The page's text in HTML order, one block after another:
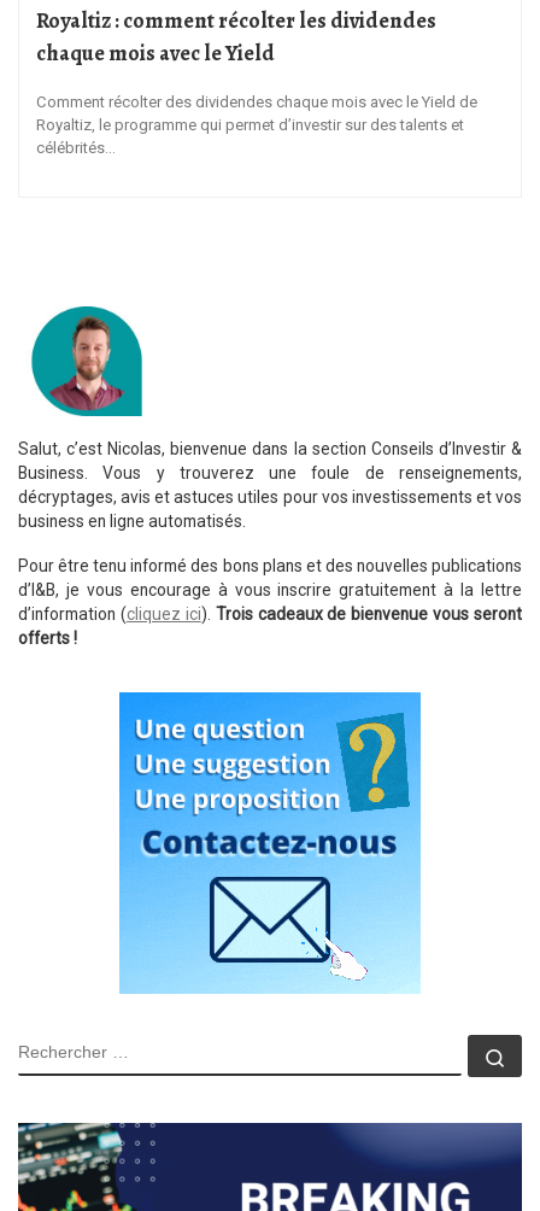
Royaltiz : comment récolter les dividendes
chaque mois avec le Yield
Comment récolter des dividendes chaque mois avec le Yield de
Royaltiz, le programme qui permet d’investir sur des talents et
célébrités…
Salut, c’est Nicolas, bienvenue dans la section Conseils d’Investir &
Business. Vous y trouverez une foule de renseignements,
décryptages, avis et astuces utiles pour vos investissements et vos
business en ligne automatisés.
Pour être tenu informé des bons plans et des nouvelles publications
d’I&B, je vous encourage à vous inscrire gratuitement à la lettre
d’information (cliquez ici). Trois cadeaux de bienvenue vous seront
offerts !
RECHERCHER